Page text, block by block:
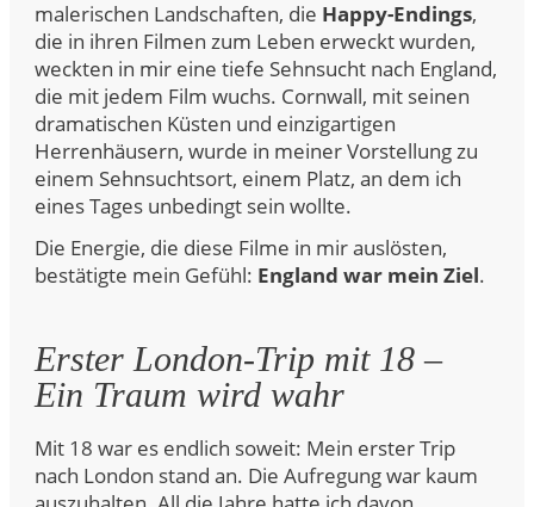
malerischen Landschaften, die Happy-Endings,
die in ihren Filmen zum Leben erweckt wurden,
weckten in mir eine tiefe Sehnsucht nach England,
die mit jedem Film wuchs. Cornwall, mit seinen
dramatischen Küsten und einzigartigen
Herrenhäusern, wurde in meiner Vorstellung zu
einem Sehnsuchtsort, einem Platz, an dem ich
eines Tages unbedingt sein wollte.
Die Energie, die diese Filme in mir auslösten,
bestätigte mein Gefühl: England war mein Ziel.
Erster London-Trip mit 18 –
Ein Traum wird wahr
Mit 18 war es endlich soweit: Mein erster Trip
nach London stand an. Die Aufregung war kaum